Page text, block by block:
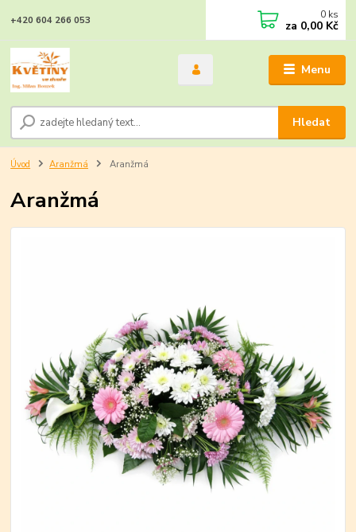
Menu
Hledat
+420 604 266 053 0 ks
za 0,00 Kč
Úvod Aranžmá Aranžmá
Aranžmá